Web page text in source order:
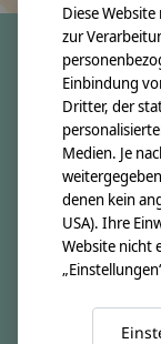
crêpes
Über uns
Unsere Creppies
Nähkästchen
Unsere Stoffe
Impressum
Diese
zur
Einbindung
Dritter, der
Medien. Je
denen kein
USA). Ihre
Website nicht